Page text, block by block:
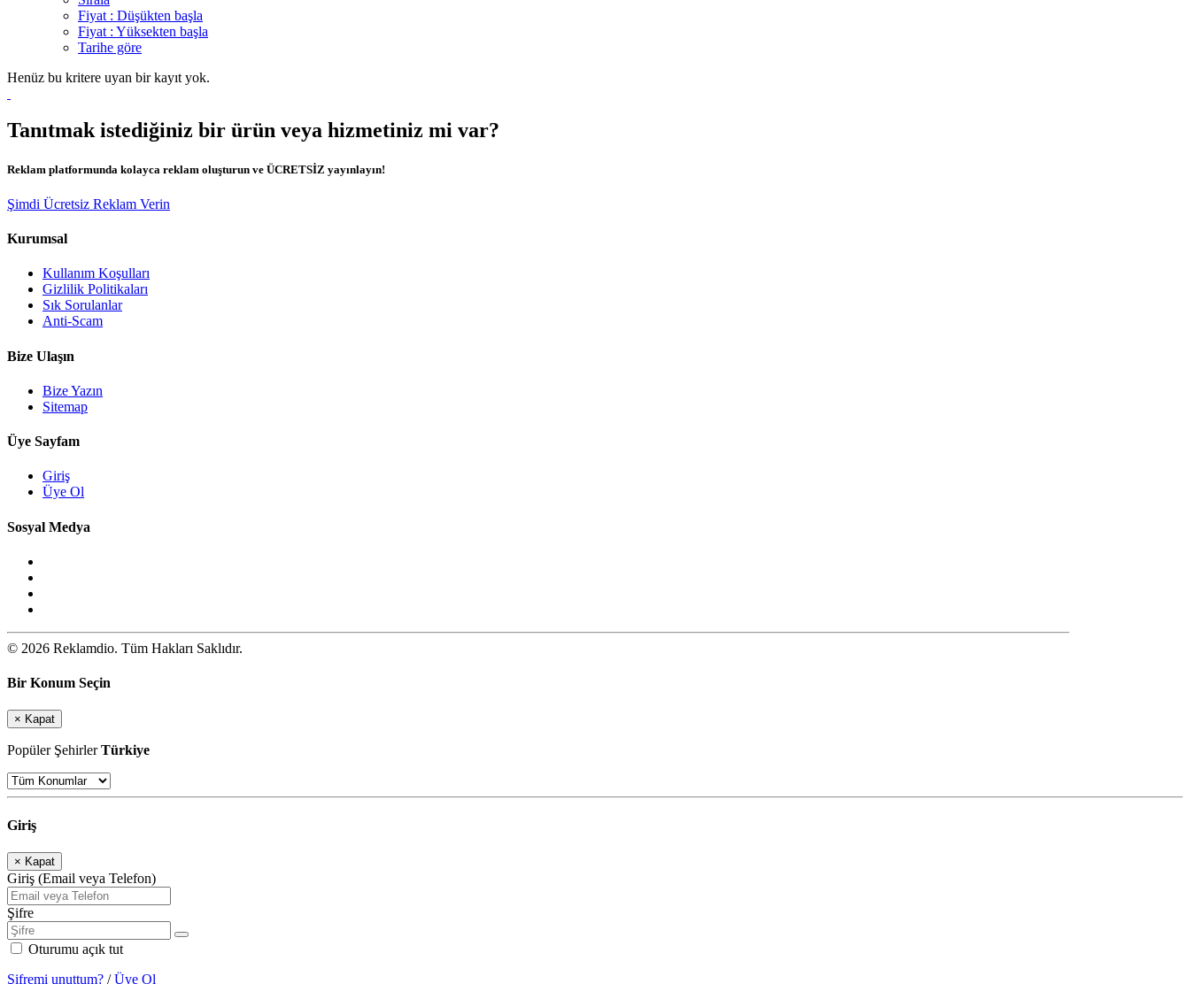
Fiyat : Düşükten başla
Fiyat : Yüksekten başla
Tarihe göre
Henüz bu kritere uyan bir kayıt yok.
Tanıtmak istediğiniz bir ürün veya hizmetiniz mi var?
Reklam platformunda kolayca reklam oluşturun ve ÜCRETSİZ yayınlayın!
Şimdi Ücretsiz Reklam Verin
Kurumsal
Kullanım Koşulları
Gizlilik Politikaları
Sık Sorulanlar
Anti-Scam
Bize Ulaşın
Bize Yazın
Sitemap
Üye Sayfam
Giriş
Üye Ol
Sosyal Medya
© 2026 Reklamdio. Tüm Hakları Saklıdır.
Bir Konum Seçin
× Kapat
Popüler ŞehirlerTürkiye
Giriş
× Kapat
Giriş (Email veya Telefon)
Şifre
Oturumu açık tut
Şifremi unuttum? /Üye Ol